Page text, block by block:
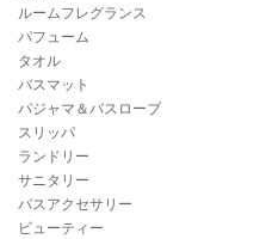
ルームフレグランス
パフューム
タオル
バスマット
パジャマ＆バスローブ
スリッパ
ランドリー
サニタリー
バスアクセサリー
ビューティー